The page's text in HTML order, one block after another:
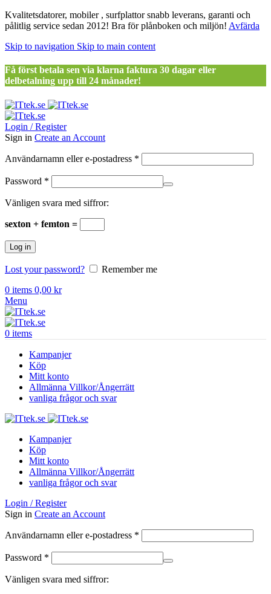
Kvalitetsdatorer, mobiler , surfplattor snabb leverans, garanti och
pålitlig service sedan 2012! Bra för plånboken och miljön! Avfärda
Skip to navigation Skip to main content
Få först betala sen via klarna faktura 30 dagar eller
delbetalning upp till 24 månader!
Login / Register
Sign in Create an Account
Användarnamn eller e-postadress *
Password *
Vänligen svara med siffror:
sexton + femton =
Log in
Lost your password?
Remember me
0 items 0,00 kr
Menu
0 items
Kampanjer
Köp
Mitt konto
Allmänna Villkor/Ångerrätt
vanliga frågor och svar
Kampanjer
Köp
Mitt konto
Allmänna Villkor/Ångerrätt
vanliga frågor och svar
Login / Register
Sign in Create an Account
Användarnamn eller e-postadress *
Password *
Vänligen svara med siffror: